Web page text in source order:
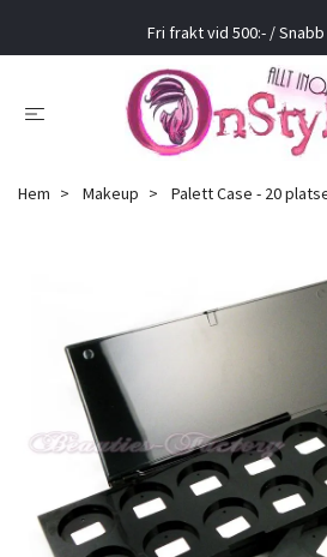
Fri frakt vid 500:- /
Hem Makeup Palett Case - 20